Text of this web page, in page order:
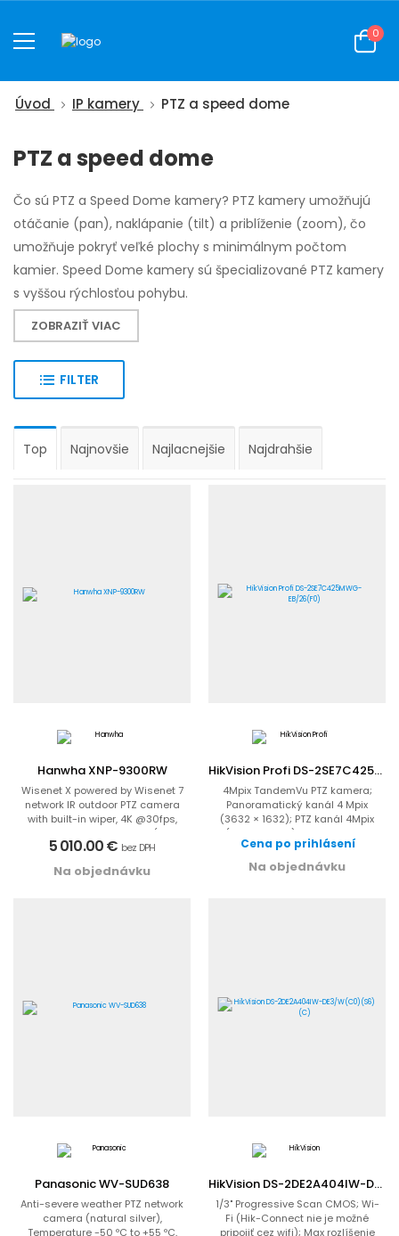
0
Úvod IP kamery PTZ a speed dome
PTZ a speed dome
Čo sú PTZ a Speed Dome kamery? PTZ kamery umožňujú
otáčanie (pan), naklápanie (tilt) a priblíženie (zoom), čo
umožňuje pokryť veľké plochy s minimálnym počtom
kamier. Speed Dome kamery sú špecializované PTZ kamery
s vyššou rýchlosťou pohybu.
ZOBRAZIŤ VIAC
FILTER
Top Najnovšie Najlacnejšie Najdrahšie
Hanwha XNP-9300RW
Wisenet X powered by Wisenet 7
network IR outdoor PTZ camera
with built-in wiper, 4K @30fps,
30X Optical Zoom Lens (5...
5 010.00 € bez DPH
Na objednávku
HikVision Profi DS-2SE7C425MWG-EB/26(F0)
4Mpix TandemVu PTZ kamera;
Panoramatický kanál 4 Mpix
(3632 × 1632); PTZ kanál 4Mpix
(2560 × 1440); DarkFighter ;...
Cena po prihlásení
Na objednávku
Panasonic WV-SUD638
Anti-severe weather PTZ network
camera (natural silver),
Temperature -50 ºC to +55 ºC,
HikVision DS-2DE2A404IW-DE3/W(C0)(S6)(C)
1/3" Progressive Scan CMOS; Wi-
Fi (Hik-Connect nie je možné
pripojiť cez wifi); Max rozlíšenie